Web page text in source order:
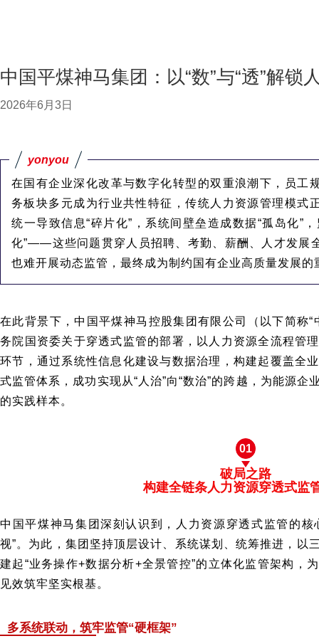
中国平煤神马集团：以“数”与“透”解锁
2026年6月3日
yonyou
在国有企业深化改革与数字化转型的双重浪潮下，员工
务板块多元成为行业共性特征，传统人力资源管理模式
统一导致信息“碎片化”，系统间壁垒造成数据“孤岛化”
化”——这些问题贯穿人员招聘、考勤、薪酬、人才发展
也难开展动态监管，最终成为制约国有企业高质量发展的
在此背景下，中国平煤神马控股集团有限公司 （以下简称“
务院国资委关于穿透式监管的部署，以人力资源全流程管
环节，通过系统性信息化建设与数据治理，构建起覆盖全
式监管体系，成功实现从“人治”向“数治”的跨越，为能源企
的实践样本。
01
破局之路
构建全链条人力资源穿透式监
中国平煤神马集团深刻认识到，人力资源穿透式监管的核
视”。为此，集团坚持顶层设计、系统谋划、统筹推进，以
建起“业务操作+数据分析+全景管控”的立体化监管架构，
见效筑牢坚实根基。
多系统联动，筑牢监管“硬框架”